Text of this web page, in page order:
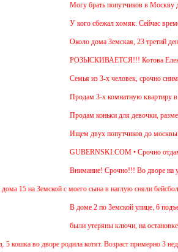
Могу брать попутчиков в Москву
У кого сбежал хомяк. Сейчас
Около дома Земская, 23 третий
РОЗЫСКИВАЕТСЯ!!! Котова
Семья из 3-х человек, срочно
Продам 3-х комнатную квартиру в
Продам коньки для девочки,
Ищем двух попутчиков до москвы
GUBERNSKI.COM • Срочно отдам
Внимание! Срочно!!! Во дворе на
на Земской с моего сына в наглую сняли бейсболку
В доме 2 по Земской улице, 6
были утеряны ключи, на остановке
во дворе родила котят. Возраст примерно 3